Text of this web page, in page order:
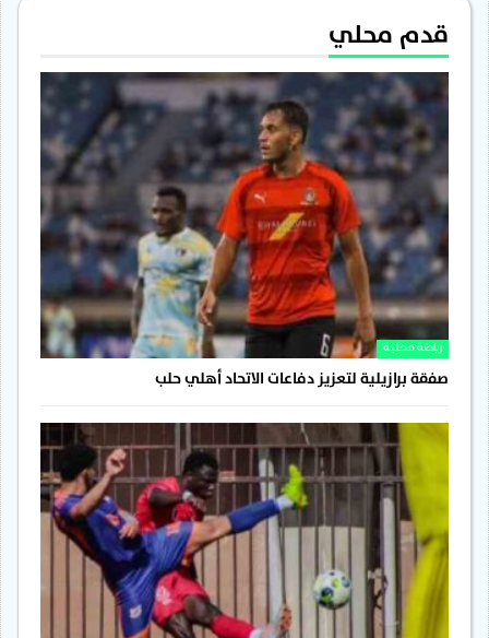
قدم محلي
رياضة محلية
صفقة برازيلية لتعزيز دفاعات الاتحاد أهلي حلب